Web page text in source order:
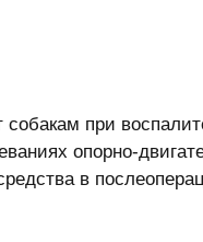
при
опорно-
в